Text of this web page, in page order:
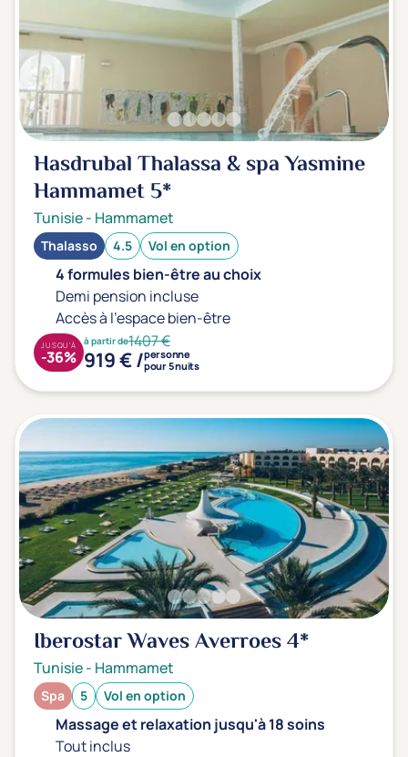
Hasdrubal Thalassa & spa Yasmine
Hammamet5*
Tunisie- Hammamet
Thalasso 4.5 Vol en option
4 formules bien-être au choix
Demi pension incluse
Accès à l'espace bien-être
à partir de1407 €
919 € /personne
pour 5 nuits
JUSQU'À
-36%
Iberostar Waves Averroes4*
Tunisie- Hammamet
Spa 5 Vol en option
Massage et relaxation jusqu'à 18 soins
Tout inclus